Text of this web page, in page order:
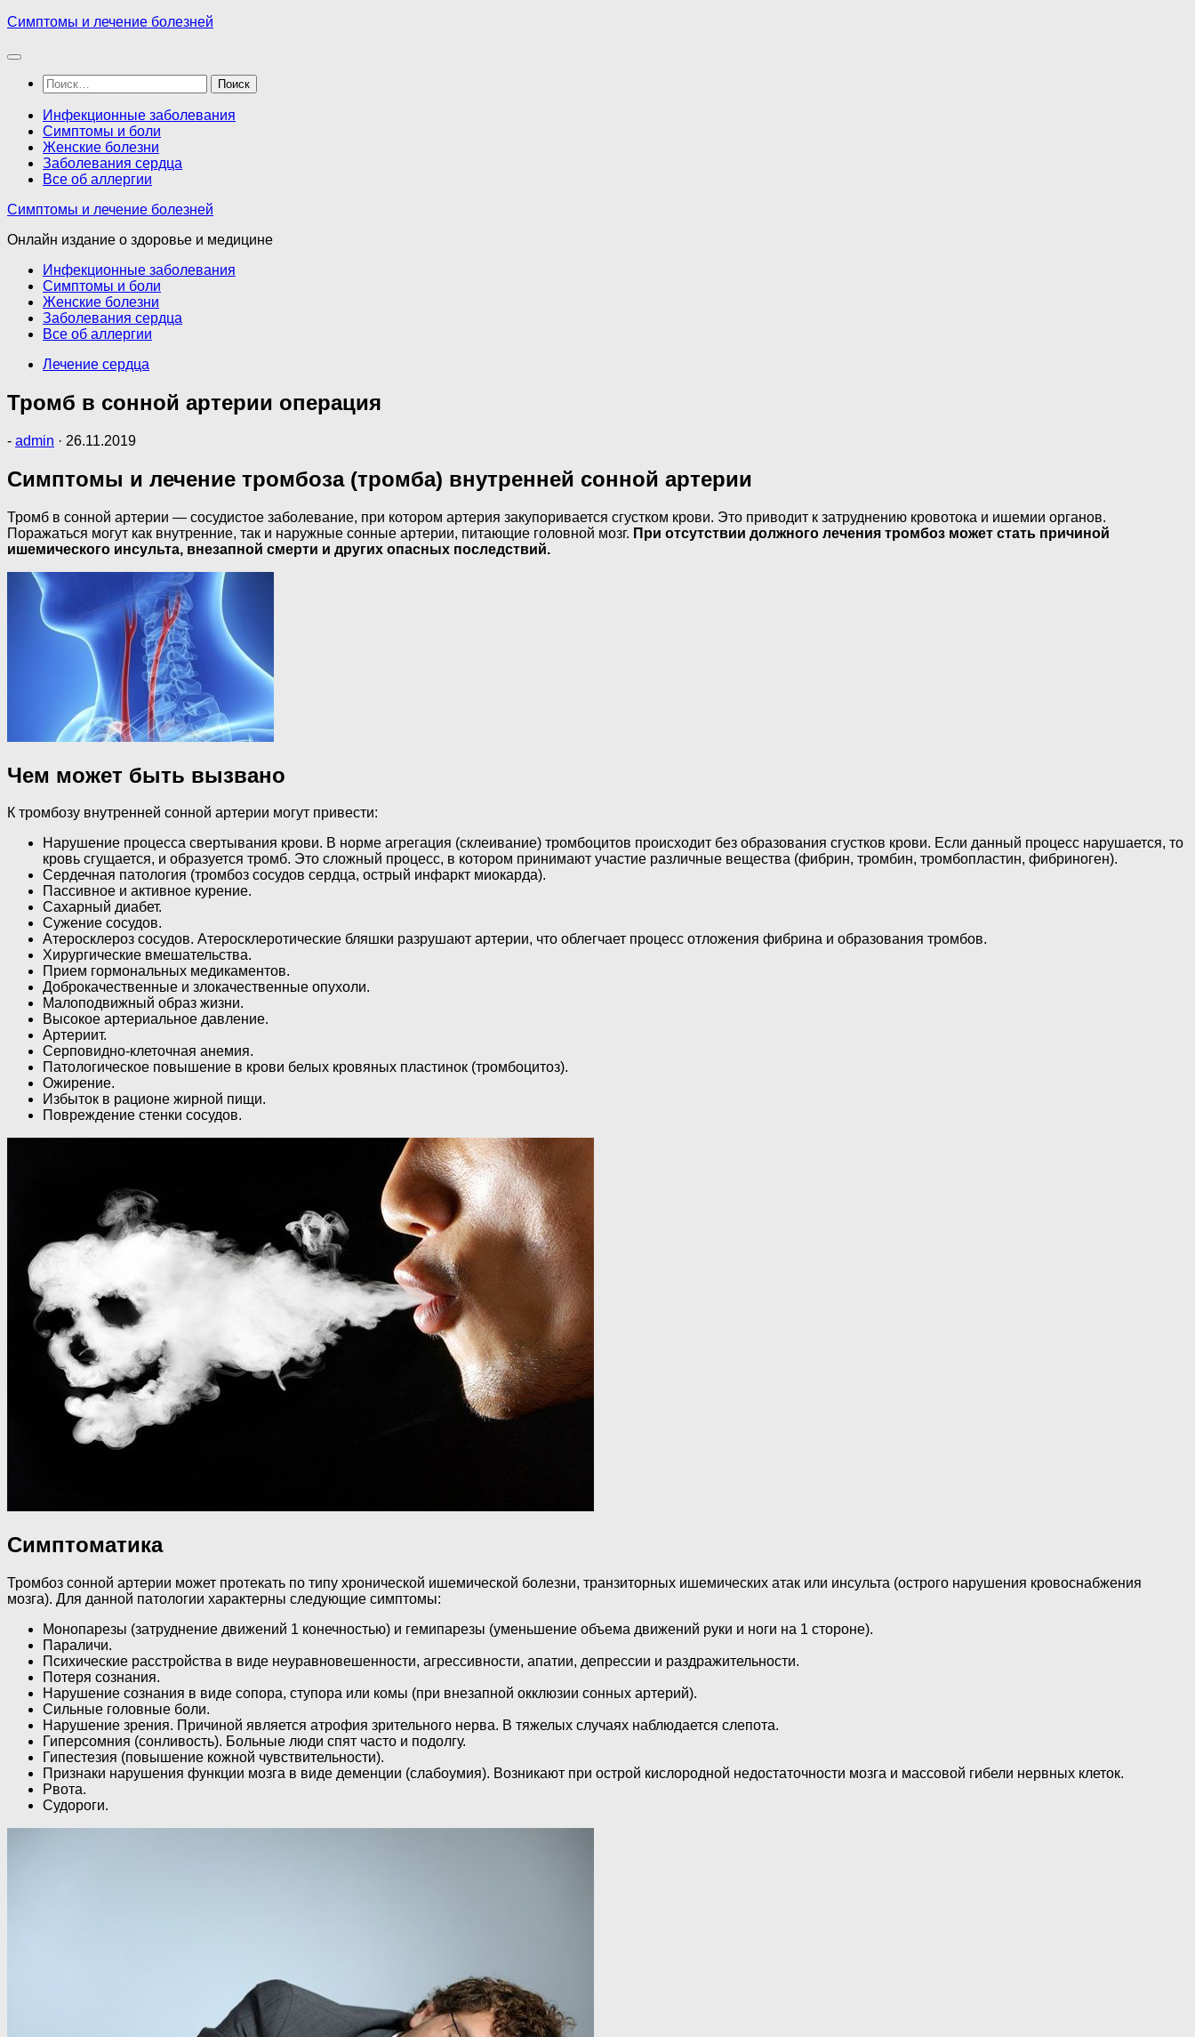
Перейти
содержимому
Симптомы и лечение болезней
Найти:
Инфекционные заболевания
Симптомы и боли
Женские болезни
Заболевания сердца
Все об аллергии
Симптомы и лечение болезней
Онлайн издание о здоровье и медицине
Инфекционные заболевания
Симптомы и боли
Женские болезни
Заболевания сердца
Все об аллергии
Лечение сердца
Тромб в сонной артерии операция
- admin · 26.11.2019
Симптомы и лечение тромбоза (тромба) внутренней сонной артерии
Тромб в сонной артерии — сосудистое заболевание, при котором артерия закупоривается сгустком крови. Это приводит к затруднению кровотока и ишемии органов.
Поражаться могут как внутренние, так и наружные сонные артерии, питающие головной мозг. При отсутствии должного лечения тромбоз может стать причиной
ишемического инсульта, внезапной смерти и других опасных последствий.
Чем может быть вызвано
К тромбозу внутренней сонной артерии могут привести:
Нарушение процесса свертывания крови. В норме агрегация (склеивание) тромбоцитов происходит без образования сгустков крови. Если данный процесс нарушается, то
кровь сгущается, и образуется тромб. Это сложный процесс, в котором принимают участие различные вещества (фибрин, тромбин, тромбопластин, фибриноген).
Сердечная патология (тромбоз сосудов сердца, острый инфаркт миокарда).
Пассивное и активное курение.
Сахарный диабет.
Сужение сосудов.
Атеросклероз сосудов. Атеросклеротические бляшки разрушают артерии, что облегчает процесс отложения фибрина и образования тромбов.
Хирургические вмешательства.
Прием гормональных медикаментов.
Доброкачественные и злокачественные опухоли.
Малоподвижный образ жизни.
Высокое артериальное давление.
Артериит.
Серповидно-клеточная анемия.
Патологическое повышение в крови белых кровяных пластинок (тромбоцитоз).
Ожирение.
Избыток в рационе жирной пищи.
Повреждение стенки сосудов.
Симптоматика
Тромбоз сонной артерии может протекать по типу хронической ишемической болезни, транзиторных ишемических атак или инсульта (острого нарушения кровоснабжения
мозга). Для данной патологии характерны следующие симптомы:
Монопарезы (затруднение движений 1 конечностью) и гемипарезы (уменьшение объема движений руки и ноги на 1 стороне).
Параличи.
Психические расстройства в виде неуравновешенности, агрессивности, апатии, депрессии и раздражительности.
Потеря сознания.
Нарушение сознания в виде сопора, ступора или комы (при внезапной окклюзии сонных артерий).
Сильные головные боли.
Нарушение зрения. Причиной является атрофия зрительного нерва. В тяжелых случаях наблюдается слепота.
Гиперсомния (сонливость). Больные люди спят часто и подолгу.
Гипестезия (повышение кожной чувствительности).
Признаки нарушения функции мозга в виде деменции (слабоумия). Возникают при острой кислородной недостаточности мозга и массовой гибели нервных клеток.
Рвота.
Судороги.